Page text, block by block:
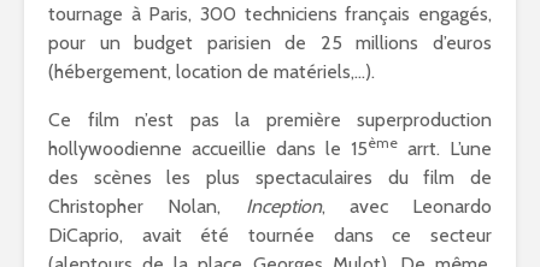
tournage à Paris, 300 techniciens français engagés,
pour un budget parisien de 25 millions d’euros
(hébergement, location de matériels,…).
Ce film n’est pas la première superproduction
hollywoodienne accueillie dans le 15ème arrt. L’une
des scènes les plus spectaculaires du film de
Christopher Nolan, Inception, avec Leonardo
DiCaprio, avait été tournée dans ce secteur